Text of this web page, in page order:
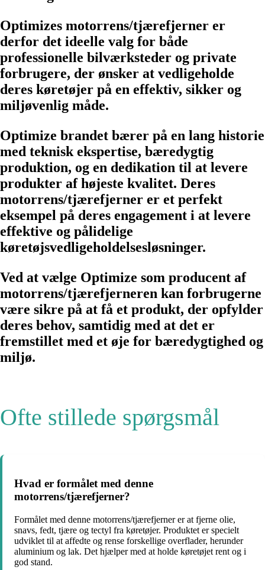
Optimizes motorrens/tjærefjerner er
derfor det ideelle valg for både
professionelle bilværksteder og private
forbrugere, der ønsker at vedligeholde
deres køretøjer på en effektiv, sikker og
miljøvenlig måde.
Optimize brandet bærer på en lang historie
med teknisk ekspertise, bæredygtig
produktion, og en dedikation til at levere
produkter af højeste kvalitet. Deres
motorrens/tjærefjerner er et perfekt
eksempel på deres engagement i at levere
effektive og pålidelige
køretøjsvedligeholdelsesløsninger.
Ved at vælge Optimize som producent af
motorrens/tjærefjerneren kan forbrugerne
være sikre på at få et produkt, der opfylder
deres behov, samtidig med at det er
fremstillet med et øje for bæredygtighed og
miljø.
Ofte stillede spørgsmål
Hvad er formålet med denne
motorrens/tjærefjerner?
Formålet med denne motorrens/tjærefjerner er at fjerne olie,
snavs, fedt, tjære og tectyl fra køretøjer. Produktet er specielt
udviklet til at affedte og rense forskellige overflader, herunder
aluminium og lak. Det hjælper med at holde køretøjet rent og i
god stand.